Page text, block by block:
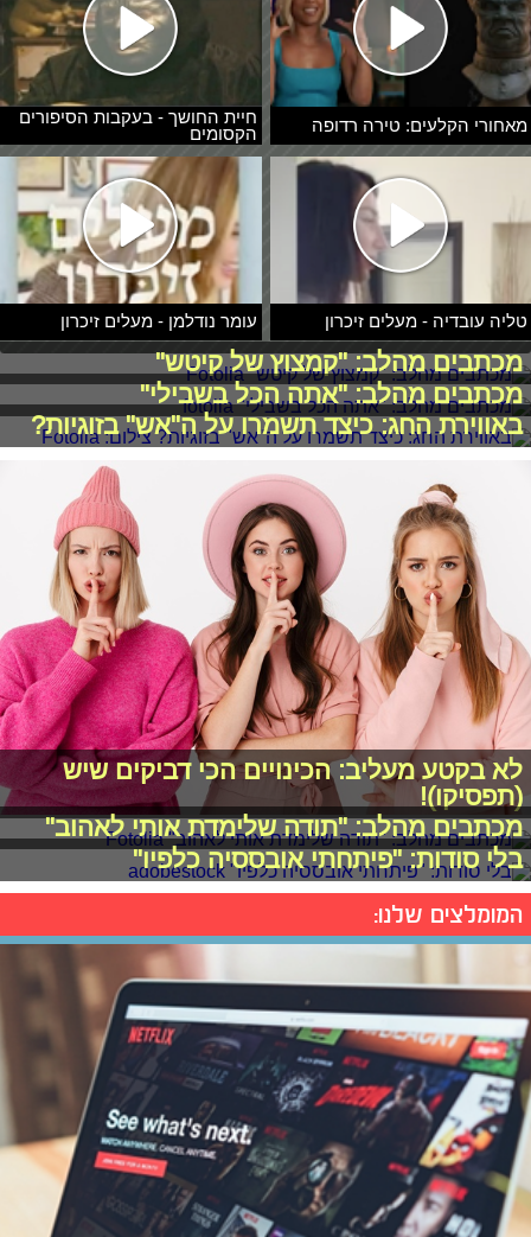
מאחורי הקלעים: טירה רדופה
חיית החושך - בעקבות הסיפורים
הקסומים
טליה עובדיה - מעלים זיכרון עומר נודלמן - מעלים זיכרון
מכתבים מהלב: "קמצוץ של קיטש"
מכתבים מהלב: "אתה הכל בשבילי"
באווירת החג: כיצד תשמרו על ה"אש" בזוגיות?
לא בקטע מעליב: הכינויים הכי דביקים שיש
(תפסיקו)!
מכתבים מהלב: "תודה שלימדת אותי לאהוב"
בלי סודות: "פיתחתי אובססיה כלפיו"
המומלצים שלנו: